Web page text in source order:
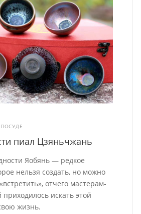
пиал Цзяньчжань
Яобянь — редкое
нельзя создать, но можно
отчего мастерам-
искать этой
жизнь.